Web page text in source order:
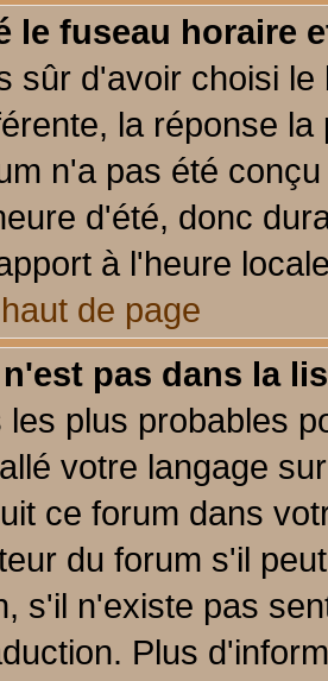
le fuseau horaire
sûr d'avoir choisi
la réponse
n'a pas été
d'été, donc
à l'heure
de page
pas dans la
les plus probables
votre langage
ce forum dans
du forum s'il
s'il n'existe pas
Plus